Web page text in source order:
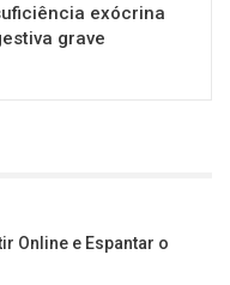
exócrina
grave
Online e Espantar o